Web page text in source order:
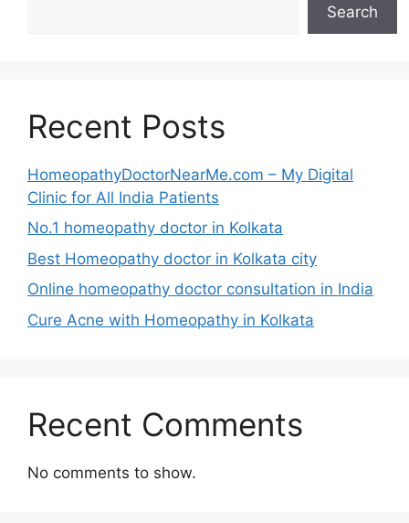
Search
Recent Posts
HomeopathyDoctorNearMe.com – My Digital
Clinic for All India Patients
No.1 homeopathy doctor in Kolkata
Best Homeopathy doctor in Kolkata city
Online homeopathy doctor consultation in India
Cure Acne with Homeopathy in Kolkata
Recent Comments
No comments to show.